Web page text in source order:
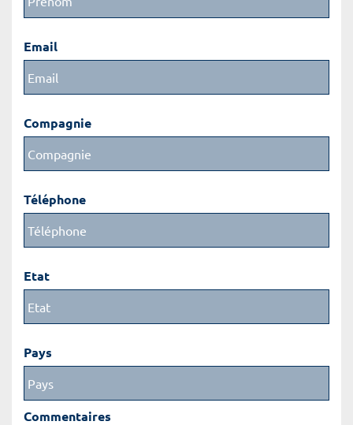
Email
Compagnie
Téléphone
Etat
Pays
Commentaires